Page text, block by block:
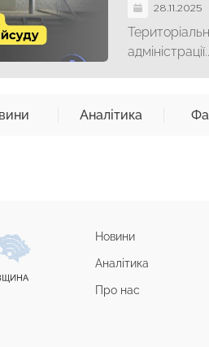
28.11.2025
Аналітика
Новини
Аналітика
Про нас